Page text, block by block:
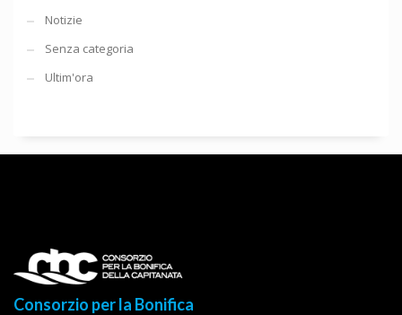
Notizie
Senza categoria
Ultim'ora
Consorzio per la Bonifica